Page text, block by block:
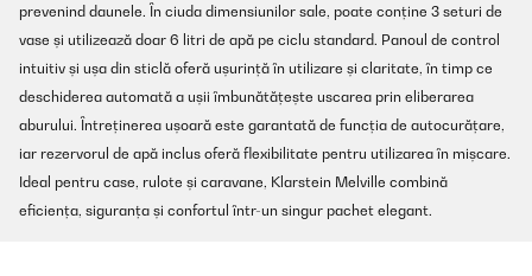
prevenind daunele. În ciuda dimensiunilor sale, poate conține 3 seturi de
vase și utilizează doar 6 litri de apă pe ciclu standard. Panoul de control
intuitiv și ușa din sticlă oferă ușurință în utilizare și claritate, în timp ce
deschiderea automată a ușii îmbunătățește uscarea prin eliberarea
aburului. Întreținerea ușoară este garantată de funcția de autocurățare,
iar rezervorul de apă inclus oferă flexibilitate pentru utilizarea în mișcare.
Ideal pentru case, rulote și caravane, Klarstein Melville combină
eficiența, siguranța și confortul într-un singur pachet elegant.